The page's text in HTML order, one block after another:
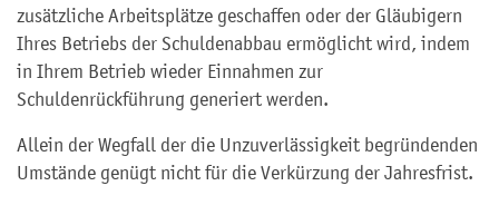
zusätzliche Arbeitsplätze geschaffen oder der Gläubigern
Ihres Betriebs der Schuldenabbau ermöglicht wird, indem
in Ihrem Betrieb wieder Einnahmen zur
Schuldenrückführung generiert werden.
Allein der Wegfall der die Unzuverlässigkeit begründenden
Umstände genügt nicht für die Verkürzung der Jahresfrist.